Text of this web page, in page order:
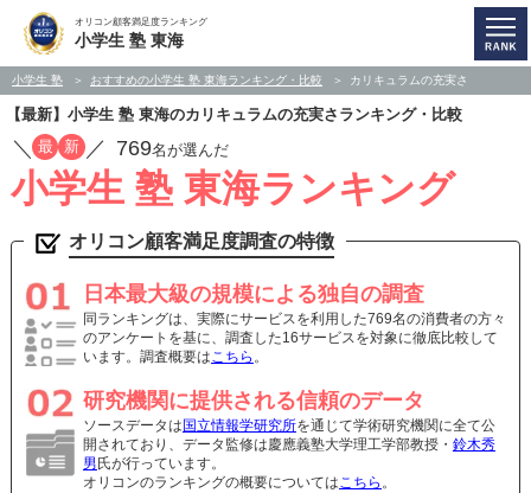
オリコン顧客満足度ランキング
小学生 塾 東海
小学生 塾 おすすめの小学生 塾 東海ランキング・比較 カリキュラムの充実さ
【最新】小学生 塾 東海のカリキュラムの充実さランキング・比較
／ 最 新 ／ 769名が選んだ
小学生 塾 東海ランキング
オリコン顧客満足度調査の特徴
日本最大級の規模による独自の調査
同ランキングは、実際にサービスを利用した769名の消費者の方々
のアンケートを基に、調査した16サービスを対象に徹底比較して
います。調査概要はこちら 。
研究機関に提供される信頼のデータ
ソースデータは 国立情報学研究所を通じて学術研究機関に全て公
開されており、データ監修は慶應義塾大学理工学部教授・ 鈴木秀
男 氏が行っています。
オリコンのランキングの概要についてはこちら 。